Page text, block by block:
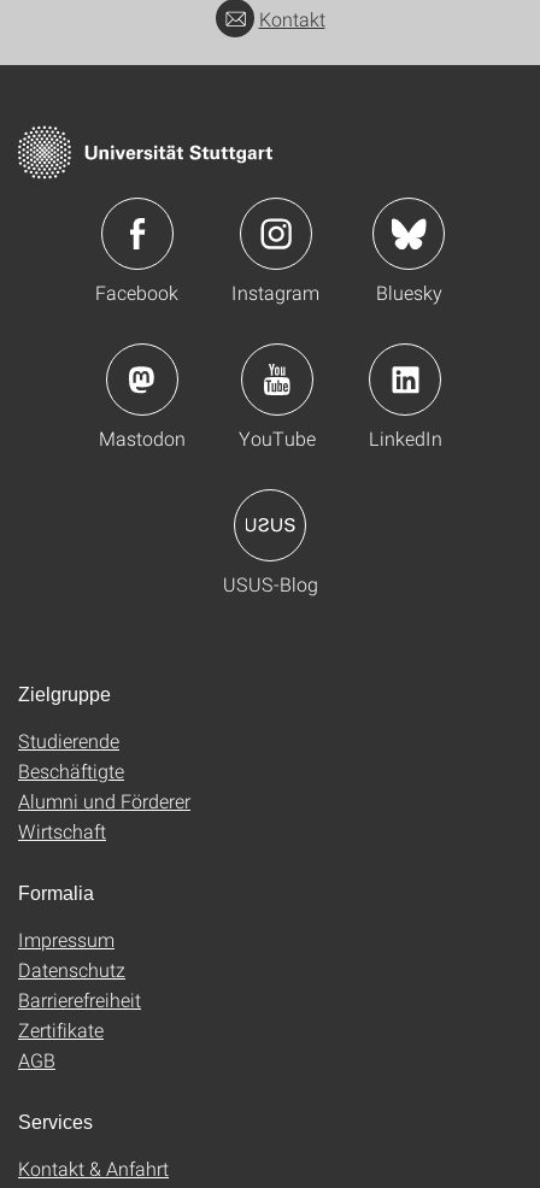
Kontakt
Facebook Instagram Bluesky
Mastodon YouTube LinkedIn
USUS-Blog
Zielgruppe
Studierende
Beschäftigte
Alumni und Förderer
Wirtschaft
Formalia
Impressum
Datenschutz
Barrierefreiheit
Zertifikate
AGB
Services
Kontakt & Anfahrt